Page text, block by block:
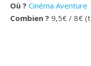
Où ? Cinéma Aventure
Combien ? 9,5€ / 8€